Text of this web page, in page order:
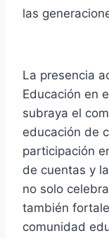
las
La presencia
Educación en
subraya el
educación de
participación
de cuentas y
no solo
también
comunidad